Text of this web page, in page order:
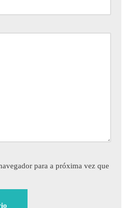
para a próxima vez que